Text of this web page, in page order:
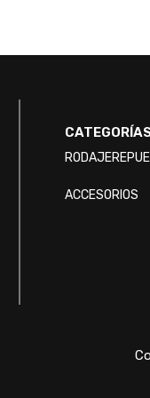
RODAJE
ACCESORIOS